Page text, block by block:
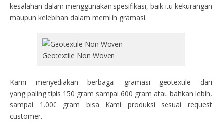
kesalahan dalam menggunakan spesifikasi, baik itu kekurangan
maupun kelebihan dalam memilih gramasi.
Geotextile Non Woven
Kami menyediakan berbagai gramasi geotextile dari
yang paling tipis 150 gram sampai 600 gram atau bahkan lebih,
sampai 1.000 gram bisa Kami produksi sesuai request
customer.